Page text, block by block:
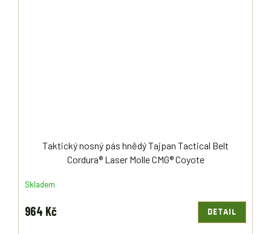
Taktický nosný pás hnědý Tajpan Tactical Belt
Cordura® Laser Molle CMG® Coyote
Skladem
964 Kč DETAIL